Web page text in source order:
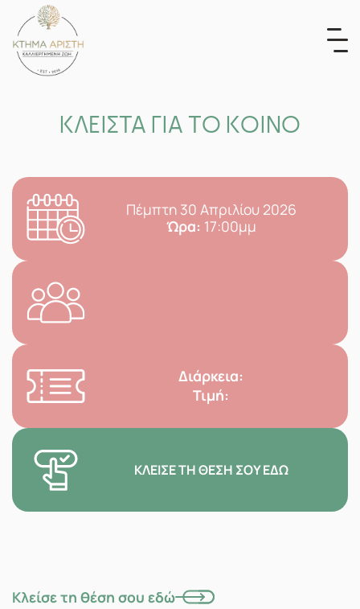
content
ΚΛΕΙΣΤΑ ΓΙΑ ΤΟ ΚΟΙΝΟ
Πέμπτη 30 Απριλίου 2026
Ώρα: 17:00μμ
Διάρκεια:
Τιμή:
ΚΛΕΊΣΕ ΤΗ ΘΈΣΗ ΣΟΥ ΕΔΏ
Κλείσε τη θέση σου εδώ